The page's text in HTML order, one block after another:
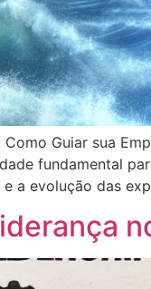
Guiar sua
fundamental
a evolução das